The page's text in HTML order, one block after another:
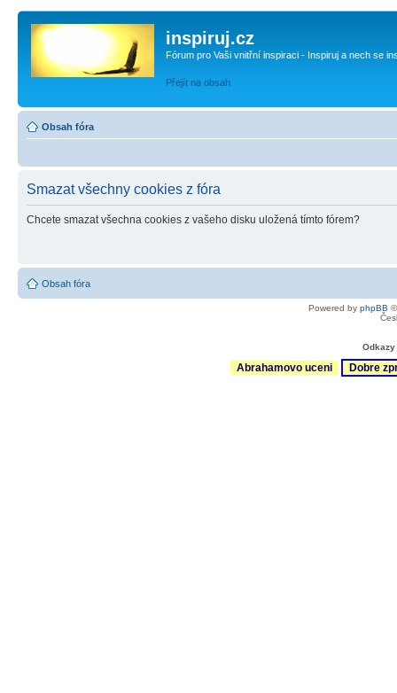
inspiruj.cz
Fórum pro Vaši vnitřní inspiraci - Inspiruj a nech se
Přejít na obsah
Obsah fóra
Smazat všechny cookies z fóra
Chcete smazat všechna cookies z vašeho disku uložená tímto fórem?
Obsah fóra
Powered by phpBB
Abrahamovo uceni Dobre